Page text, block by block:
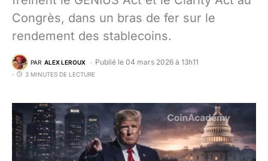
Congrès, dans un bras de fer sur le
rendement des stablecoins.
PAR ALEX LEROUX Publié le 04 mars 2026 à 13h11
3 MINUTES DE LECTURE